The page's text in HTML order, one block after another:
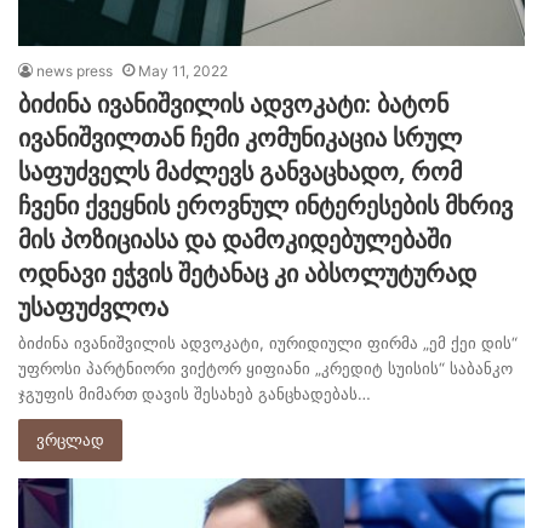
news press May 11, 2022
ბიძინა ივანიშვილის ადვოკატი: ბატონ
ივანიშვილთან ჩემი კომუნიკაცია სრულ
საფუძველს მაძლევს განვაცხადო, რომ
ჩვენი ქვეყნის ეროვნულ ინტერესების მხრივ
მის პოზიციასა და დამოკიდებულებაში
ოდნავი ეჭვის შეტანაც კი აბსოლუტურად
უსაფუძვლოა
ბიძინა ივანიშვილის ადვოკატი, იურიდიული ფირმა „ემ ქეი დის“
უფროსი პარტნიორი ვიქტორ ყიფიანი „კრედიტ სუისის“ საბანკო
ჯგუფის მიმართ დავის შესახებ განცხადებას…
ვრცლად